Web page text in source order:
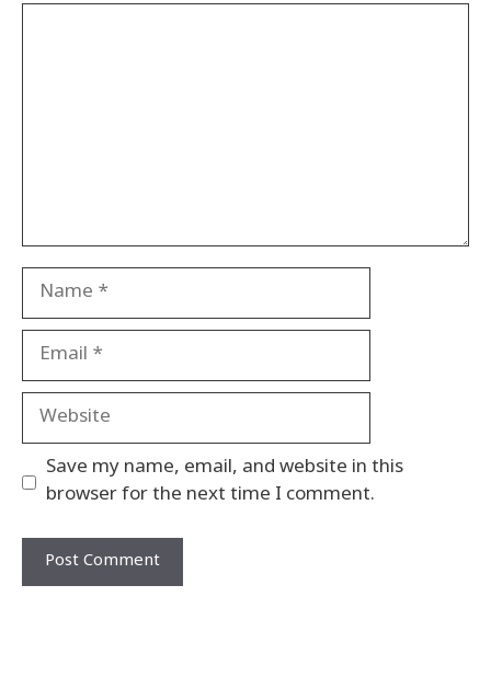
Name
Email
Website
Save my name, email, and website in this
browser for the next time I comment.